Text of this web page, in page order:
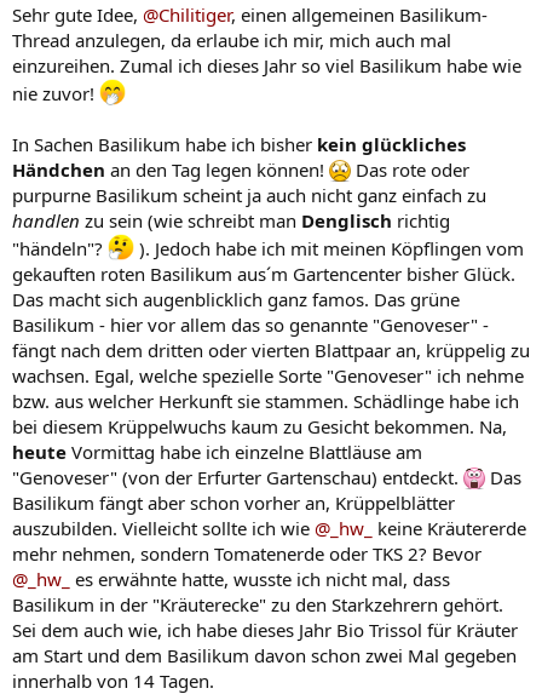
:
Sehr gute Idee, @Chilitiger, einen allgemeinen Basilikum-
Thread anzulegen, da erlaube ich mir, mich auch mal
einzureihen. Zumal ich dieses Jahr so viel Basilikum habe wie
nie zuvor!
In Sachen Basilikum habe ich bisher kein glückliches
Händchen an den Tag legen können!
Das rote oder
purpurne Basilikum scheint ja auch nicht ganz einfach zu
handlen zu sein (wie schreibt man Denglisch richtig
"händeln"?
). Jedoch habe ich mit meinen Köpflingen vom
gekauften roten Basilikum aus´m Gartencenter bisher Glück.
Das macht sich augenblicklich ganz famos. Das grüne
Basilikum - hier vor allem das so genannte "Genoveser" -
fängt nach dem dritten oder vierten Blattpaar an, krüppelig zu
wachsen. Egal, welche spezielle Sorte "Genoveser" ich nehme
bzw. aus welcher Herkunft sie stammen. Schädlinge habe ich
bei diesem Krüppelwuchs kaum zu Gesicht bekommen. Na,
heute Vormittag habe ich einzelne Blattläuse am
"Genoveser" (von der Erfurter Gartenschau) entdeckt.
Das
Basilikum fängt aber schon vorher an, Krüppelblätter
auszubilden. Vielleicht sollte ich wie @_hw_ keine Kräutererde
mehr nehmen, sondern Tomatenerde oder TKS 2? Bevor
@_hw_ es erwähnte hatte, wusste ich nicht mal, dass
Basilikum in der "Kräuterecke" zu den Starkzehrern gehört.
Sei dem auch wie, ich habe dieses Jahr Bio Trissol für Kräuter
am Start und dem Basilikum davon schon zwei Mal gegeben
innerhalb von 14 Tagen.